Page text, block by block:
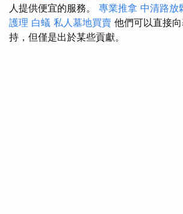
人提供便宜的服務。 專業推拿 中清路放
護理 白蟻 私人墓地買賣 他們可以直接
持，但僅是出於某些貢獻。